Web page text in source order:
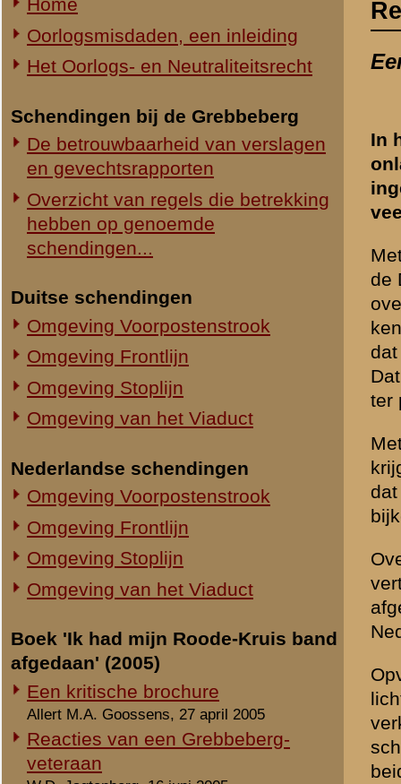
hebben op genoemde
schendingen...
Duitse schendingen
Omgeving Stoplijn
Omgeving van het Viaduct
Nederlandse schendingen
Omgeving Voorpostenstrook
Omgeving Frontlijn
Omgeving Stoplijn
Omgeving van het Viaduct
Boek 'Ik had mijn Roode-Kruis band
afgedaan' (2005)
Een kritische brochure
Reacties van een Grebbeberg-
W.D. Jagtenberg, 16 juni 2005
Nederlandse veteranen...
meidagen van 1940
Correct gedrag in de hitte van de
strijd
Trouw, 18 maart 2005
Veteranen ongerust over boek
meidagen
De Gelderlander, 22 maart 2005
Mei 1940: schendingen
De Defensiekrant, 24 maart 2005
Reactie: Oorlogsrechtschendingen
mei 1940
Strijd opgelaaid door boek
meidagen
Levend schild voor Duitse soldaten
Reformatorisch Dagblad, 6 april 2005
Oorlogsrecht norm in beide kampen
Met betrekking tot de
de Duitsers onder schot
over te geven. Amersfoort
Dat Amersfoort in dit
ter plekke hebben
Met de door Amersfoort
dat de Duitsers deze
bijkomend voordeel
vertellen. Zo hebben
afgevoerd (in het vak
Nederlandse militairen
lichtere voorbeelden
verklaren en wel zodanig
beide partijen zich
door Amersfoort
opties aanwezig waren.
door hem dan ook
uniformen hebben
Deze maand verschijnt bij
gewijd aan de strijd op
Geschiedenis berustende
talloze van deze
gevallen is zelfs sprake
hadden overgegeven.
Lang niet alle van deze
omschrijft, in veel
getrokken dat de lange
tijdsbestek en op een
bijna twee jaar geleden,
Het zou in het voordeel
zou hebben veroordeeld
verdediging, en dat ook
schendingen was